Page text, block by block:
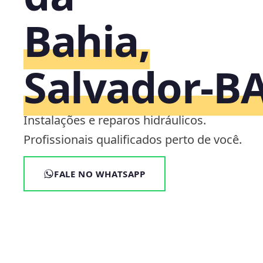
Bahia,
Instalações e reparos hidráulicos.
Profissionais qualificados perto de você.
FALE NO WHATSAPP